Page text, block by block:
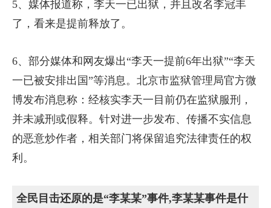
5、媒体报道称，李天一已出狱，并且改名李冠丰
了，看来是提前释放了。
6、部分媒体和网友爆出“李天一提前6年出狱”“李天
一已被安排出国”等消息。北京市监狱管理局官方微
博发布消息称：经核实李天一目前仍在监狱服刑，
并未减刑或假释。针对进一步发布、传播不实信息
的恶意炒作者，相关部门将保留追究法律责任的权
利。
全民目击还原的是“李某某”事件,李某某事件是什